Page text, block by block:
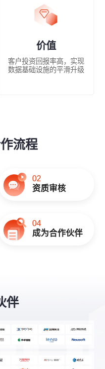
价值
客户投资回报率高，实现
数据基础设施的平滑升级
流程
02
资质审核
04
成为合作伙伴
伴